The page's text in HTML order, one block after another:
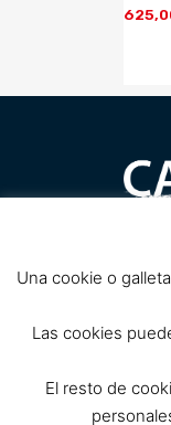
Una cookie o
Las cookies
El resto de